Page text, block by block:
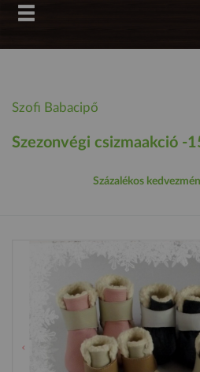
Szofi Babacipő
Szezonvégi csizmaakció -
Százalékos